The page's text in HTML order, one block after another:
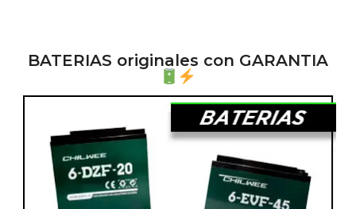
BATERIAS originales con GARANTIA